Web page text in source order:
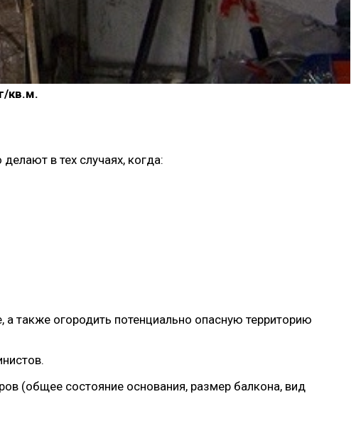
кв.м.
в тех случаях, когда:
также огородить потенциально опасную территорию
(общее состояние основания, размер балкона, вид